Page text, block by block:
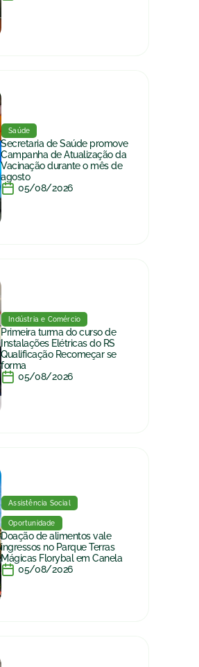
Saúde
Secretaria de Saúde promove
Campanha de Atualização da
Vacinação durante o mês de
agosto
05/08/2026
Indústria e Comércio
Primeira turma do curso de
Instalações Elétricas do RS
Qualificação Recomeçar se
forma
05/08/2026
Assistência Social
Oportunidade
Doação de alimentos vale
ingressos no Parque Terras
Mágicas Florybal em Canela
05/08/2026